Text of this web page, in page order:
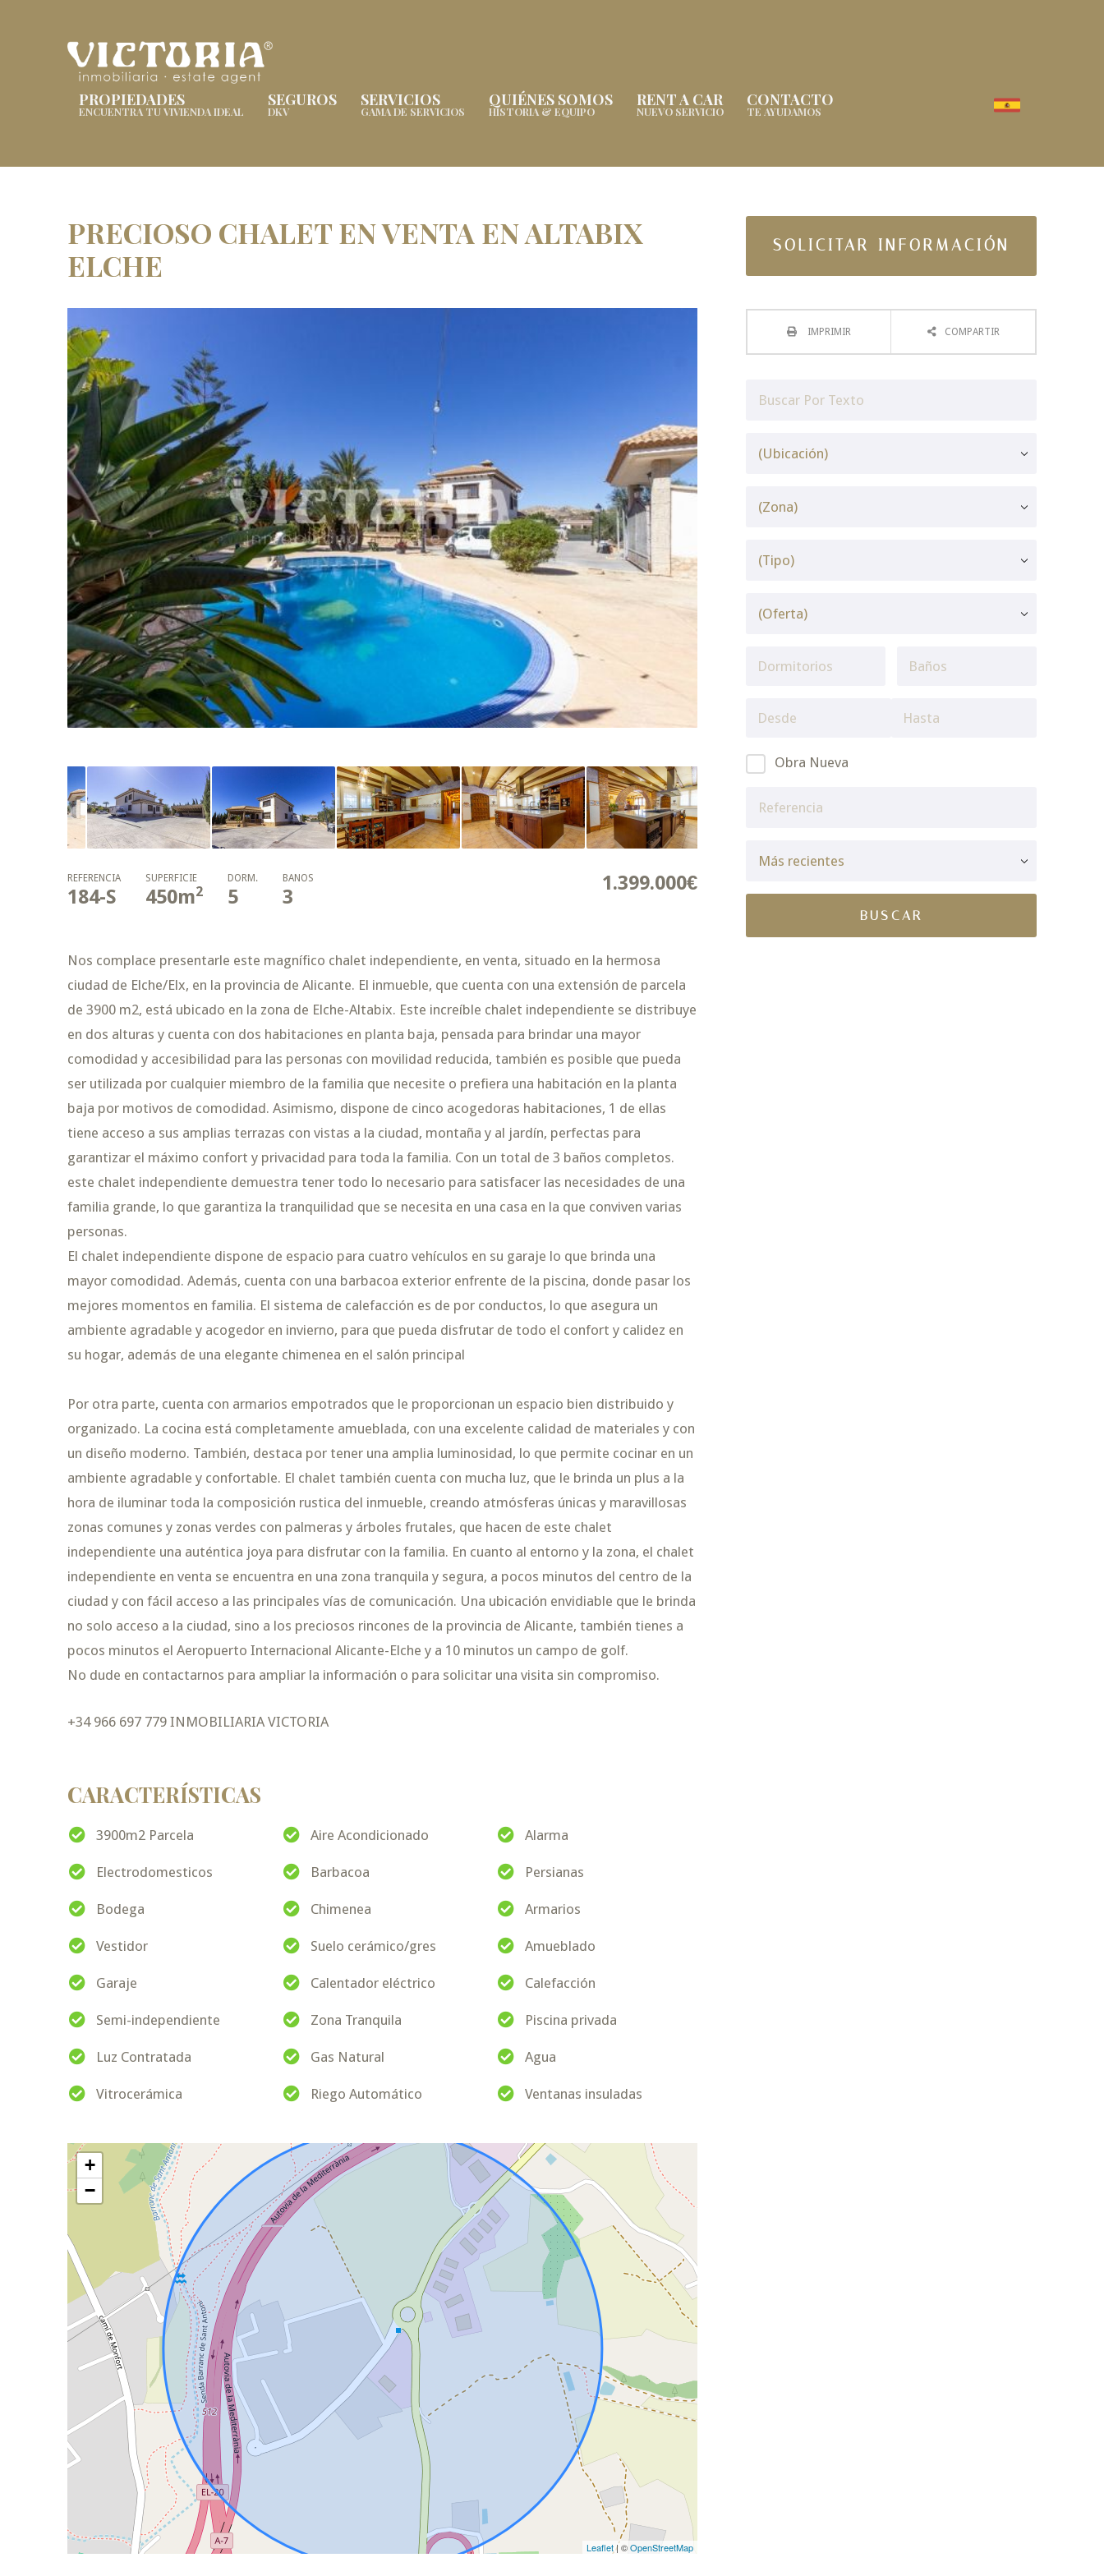
PROPIEDADES
ENCUENTRA TU VIVIENDA IDEAL
SEGUROS
DKV
SERVICIOS
GAMA DE SERVICIOS
QUIÉNES SOMOS
HISTORIA & EQUIPO
RENT A CAR
NUEVO SERVICIO
CONTACTO
TE AYUDAMOS
PRECIOSO CHALET EN VENTA EN ALTABIX
ELCHE
1.399.000€
REFERENCIA
184-S
SUPERFICIE
450m2
DORM.
5
BAÑOS
3
Nos complace presentarle este magnífico chalet independiente, en venta, situado en la hermosa
ciudad de Elche/Elx, en la provincia de Alicante. El inmueble, que cuenta con una extensión de parcela
de 3900 m2, está ubicado en la zona de Elche-Altabix. Este increíble chalet independiente se distribuye
en dos alturas y cuenta con dos habitaciones en planta baja, pensada para brindar una mayor
comodidad y accesibilidad para las personas con movilidad reducida, también es posible que pueda
ser utilizada por cualquier miembro de la familia que necesite o prefiera una habitación en la planta
baja por motivos de comodidad. Asimismo, dispone de cinco acogedoras habitaciones, 1 de ellas
tiene acceso a sus amplias terrazas con vistas a la ciudad, montaña y al jardín, perfectas para
garantizar el máximo confort y privacidad para toda la familia. Con un total de 3 baños completos.
este chalet independiente demuestra tener todo lo necesario para satisfacer las necesidades de una
familia grande, lo que garantiza la tranquilidad que se necesita en una casa en la que conviven varias
personas.
El chalet independiente dispone de espacio para cuatro vehículos en su garaje lo que brinda una
mayor comodidad. Además, cuenta con una barbacoa exterior enfrente de la piscina, donde pasar los
mejores momentos en familia. El sistema de calefacción es de por conductos, lo que asegura un
ambiente agradable y acogedor en invierno, para que pueda disfrutar de todo el confort y calidez en
su hogar, además de una elegante chimenea en el salón principal
Por otra parte, cuenta con armarios empotrados que le proporcionan un espacio bien distribuido y
organizado. La cocina está completamente amueblada, con una excelente calidad de materiales y con
un diseño moderno. También, destaca por tener una amplia luminosidad, lo que permite cocinar en un
ambiente agradable y confortable. El chalet también cuenta con mucha luz, que le brinda un plus a la
hora de iluminar toda la composición rustica del inmueble, creando atmósferas únicas y maravillosas
zonas comunes y zonas verdes con palmeras y árboles frutales, que hacen de este chalet
independiente una auténtica joya para disfrutar con la familia. En cuanto al entorno y la zona, el chalet
independiente en venta se encuentra en una zona tranquila y segura, a pocos minutos del centro de la
ciudad y con fácil acceso a las principales vías de comunicación. Una ubicación envidiable que le brinda
no solo acceso a la ciudad, sino a los preciosos rincones de la provincia de Alicante, también tienes a
pocos minutos el Aeropuerto Internacional Alicante-Elche y a 10 minutos un campo de golf.
No dude en contactarnos para ampliar la información o para solicitar una visita sin compromiso.
+34 966 697 779 INMOBILIARIA VICTORIA
CARACTERÍSTICAS
3900m2 Parcela Aire Acondicionado Alarma
Electrodomesticos Barbacoa Persianas
Bodega Chimenea Armarios
Vestidor Suelo cerámico/gres Amueblado
Garaje Calentador eléctrico Calefacción
Semi-independiente Zona Tranquila Piscina privada
Luz Contratada Gas Natural Agua
Vitrocerámica Riego Automático Ventanas insuladas
+
−
Leaflet| ©OpenStreetMap
SOLICITAR INFORMACIÓN
IMPRIMIR COMPARTIR
Obra Nueva